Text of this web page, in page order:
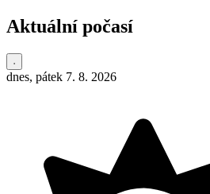
Aktuální počasí
dnes, pátek 7. 8. 2026